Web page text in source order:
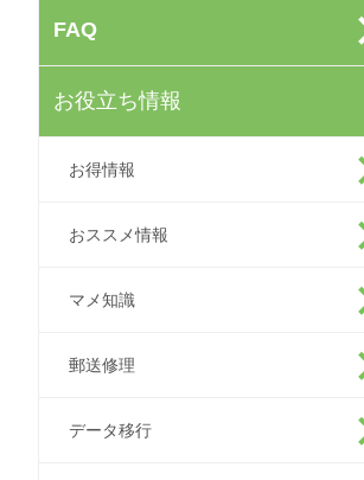
FAQ
お役立ち情報
お得情報
おススメ情報
マメ知識
郵送修理
データ移行